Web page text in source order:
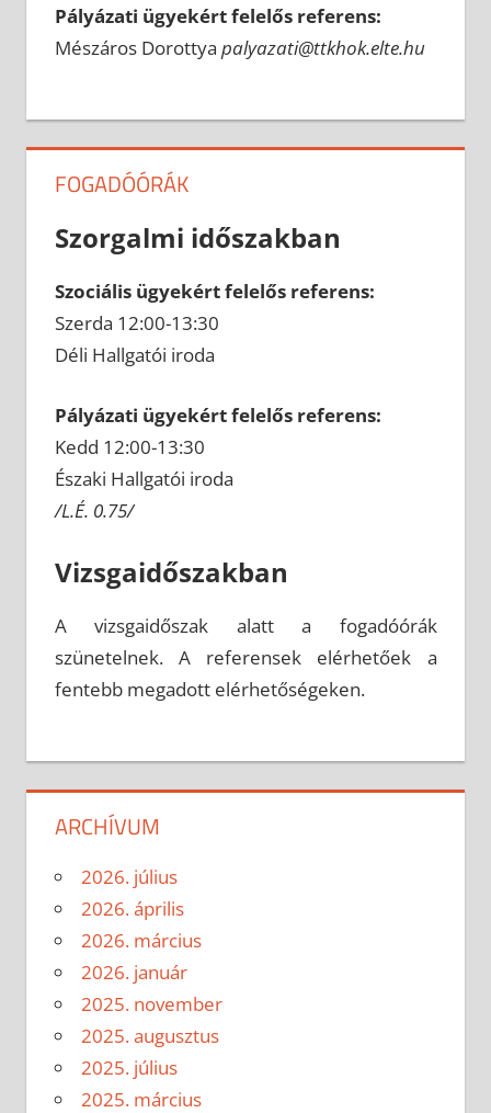
Pályázati ügyekért felelős referens:
Mészáros Dorottya palyazati@ttkhok.elte.hu
FOGADÓÓRÁK
Szorgalmi időszakban
Szociális ügyekért felelős referens:
Szerda 12:00-13:30
Déli Hallgatói iroda
Pályázati ügyekért felelős referens:
Kedd 12:00-13:30
Északi Hallgatói iroda
/L.É. 0.75/
Vizsgaidőszakban
A vizsgaidőszak alatt a fogadóórák
szünetelnek. A referensek elérhetőek a
fentebb megadott elérhetőségeken.
ARCHÍVUM
2026. július
2026. április
2026. március
2026. január
2025. november
2025. augusztus
2025. július
2025. március